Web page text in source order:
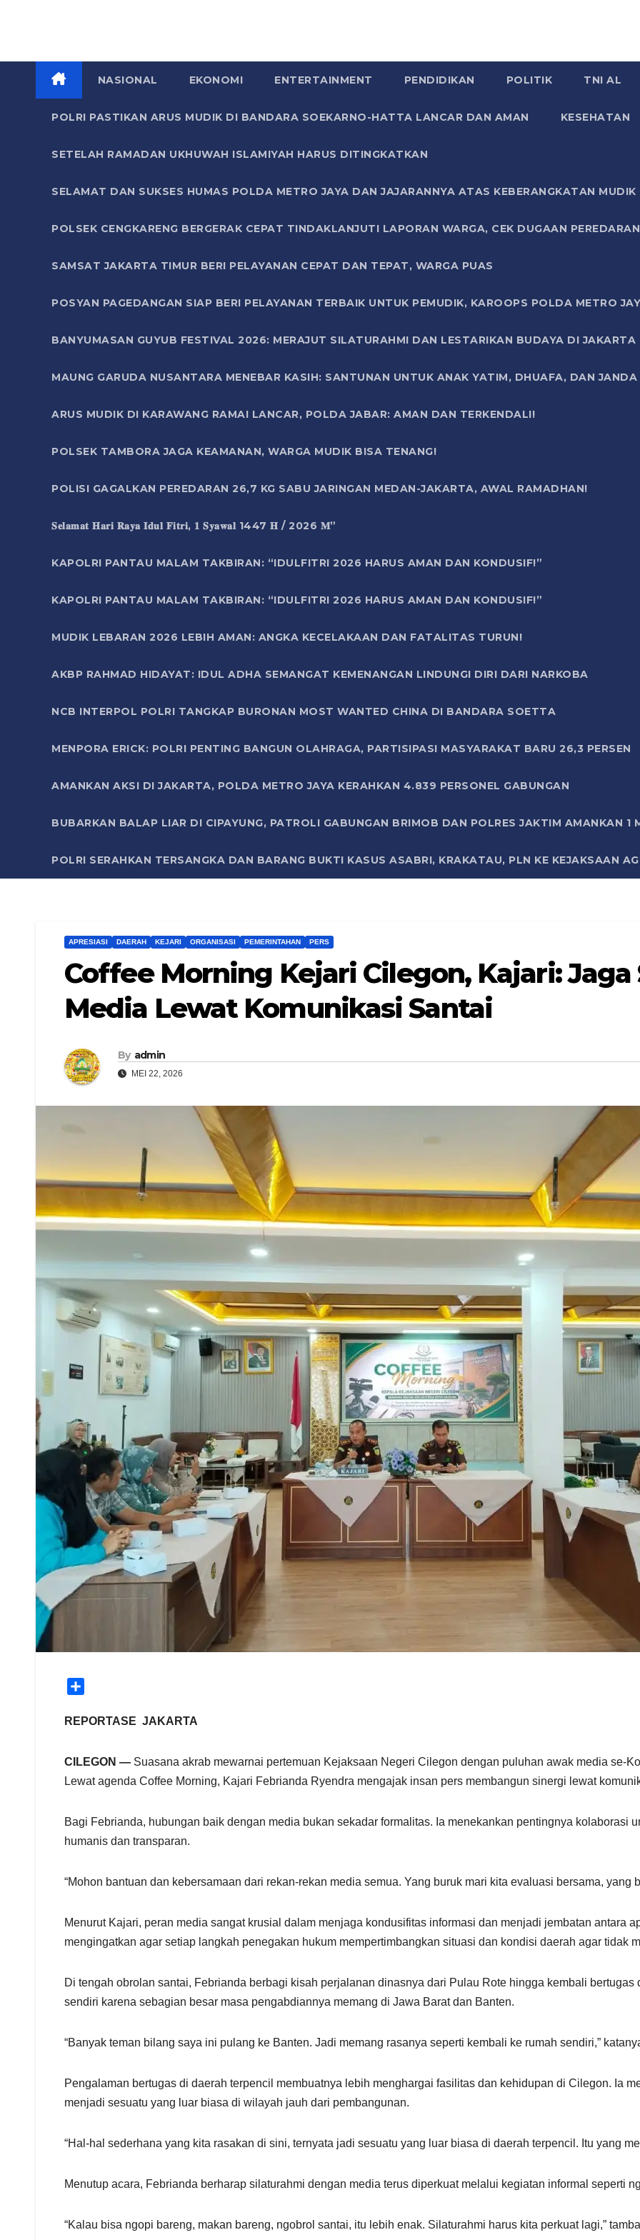
NASIONAL EKONOMI ENTERTAINMENT PENDIDIKAN POLITIK TNI AL
POLRI PASTIKAN ARUS MUDIK DI BANDARA SOEKARNO-HATTA LANCAR DAN AMAN KESEHATAN
SETELAH RAMADAN UKHUWAH ISLAMIYAH HARUS DITINGKATKAN
SELAMAT DAN SUKSES HUMAS POLDA METRO JAYA DAN JAJARANNYA ATAS KEBERANGKATAN
POLSEK CENGKARENG BERGERAK CEPAT TINDAKLANJUTI LAPORAN WARGA, CEK DUGAAN
SAMSAT JAKARTA TIMUR BERI PELAYANAN CEPAT DAN TEPAT, WARGA PUAS
POSYAN PAGEDANGAN SIAP BERI PELAYANAN TERBAIK UNTUK PEMUDIK, KAROOPS POLDA METRO
BANYUMASAN GUYUB FESTIVAL 2026: MERAJUT SILATURAHMI DAN LESTARIKAN BUDAYA DI JAKARTA
MAUNG GARUDA NUSANTARA MENEBAR KASIH: SANTUNAN UNTUK ANAK YATIM, DHUAFA, DAN
ARUS MUDIK DI KARAWANG RAMAI LANCAR, POLDA JABAR: AMAN DAN TERKENDALI!
POLSEK TAMBORA JAGA KEAMANAN, WARGA MUDIK BISA TENANG!
POLISI GAGALKAN PEREDARAN 26,7 KG SABU JARINGAN MEDAN-JAKARTA, AWAL RAMADHAN!
𝐒𝐞𝐥𝐚𝐦𝐚𝐭 𝐇𝐚𝐫𝐢 𝐑𝐚𝐲𝐚 𝐈𝐝𝐮𝐥 𝐅𝐢𝐭𝐫𝐢, 𝟏 𝐒𝐲𝐚𝐰𝐚𝐥 1447 𝐇 / 2026 𝐌”
KAPOLRI PANTAU MALAM TAKBIRAN: “IDULFITRI 2026 HARUS AMAN DAN KONDUSIF!”
KAPOLRI PANTAU MALAM TAKBIRAN: “IDULFITRI 2026 HARUS AMAN DAN KONDUSIF!”
MUDIK LEBARAN 2026 LEBIH AMAN: ANGKA KECELAKAAN DAN FATALITAS TURUN!
AKBP RAHMAD HIDAYAT: IDUL ADHA SEMANGAT KEMENANGAN LINDUNGI DIRI DARI NARKOBA
NCB INTERPOL POLRI TANGKAP BURONAN MOST WANTED CHINA DI BANDARA SOETTA
MENPORA ERICK: POLRI PENTING BANGUN OLAHRAGA, PARTISIPASI MASYARAKAT BARU 26,3 PERSEN
AMANKAN AKSI DI JAKARTA, POLDA METRO JAYA KERAHKAN 4.839 PERSONEL GABUNGAN
BUBARKAN BALAP LIAR DI CIPAYUNG, PATROLI GABUNGAN BRIMOB DAN POLRES JAKTIM AMANKAN 1
POLRI SERAHKAN TERSANGKA DAN BARANG BUKTI KASUS ASABRI, KRAKATAU, PLN KE KEJAKSAAN
APRESIASI DAERAH KEJARI ORGANISASI PEMERINTAHAN PERS
Coffee Morning Kejari Cilegon, Kajari:
Media Lewat Komunikasi Santai
By admin
MEI 22, 2026
a
e
REPORTASE JAKARTA
CILEGON — Suasana akrab mewarnai pertemuan Kejaksaan Negeri Cilegon dengan puluhan awak media se-
Lewat agenda Coffee Morning, Kajari Febrianda Ryendra mengajak insan pers membangun sinergi lewat
Bagi Febrianda, hubungan baik dengan media bukan sekadar formalitas. Ia menekankan pentingnya kolaborasi
humanis dan transparan.
“Mohon bantuan dan kebersamaan dari rekan-rekan media semua. Yang buruk mari kita evaluasi bersama, yang
Menurut Kajari, peran media sangat krusial dalam menjaga kondusifitas informasi dan menjadi jembatan antara
mengingatkan agar setiap langkah penegakan hukum mempertimbangkan situasi dan kondisi daerah agar tidak
Di tengah obrolan santai, Febrianda berbagi kisah perjalanan dinasnya dari Pulau Rote hingga kembali bertugas
sendiri karena sebagian besar masa pengabdiannya memang di Jawa Barat dan Banten.
“Banyak teman bilang saya ini pulang ke Banten. Jadi memang rasanya seperti kembali ke rumah sendiri,”
Pengalaman bertugas di daerah terpencil membuatnya lebih menghargai fasilitas dan kehidupan di Cilegon. Ia
menjadi sesuatu yang luar biasa di wilayah jauh dari pembangunan.
“Hal-hal sederhana yang kita rasakan di sini, ternyata jadi sesuatu yang luar biasa di daerah terpencil. Itu yang
Menutup acara, Febrianda berharap silaturahmi dengan media terus diperkuat melalui kegiatan informal seperti
“Kalau bisa ngopi bareng, makan bareng, ngobrol santai, itu lebih enak. Silaturahmi harus kita perkuat lagi,”